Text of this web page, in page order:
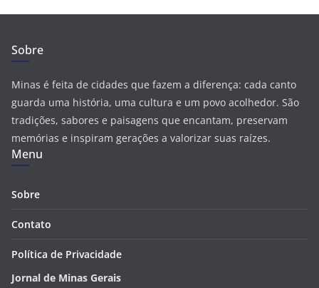
Sobre
Minas é feita de cidades que fazem a diferença: cada canto
guarda uma história, uma cultura e um povo acolhedor. São
tradições, sabores e paisagens que encantam, preservam
memórias e inspiram gerações a valorizar suas raízes.
Menu
Sobre
Contato
Política de Privacidade
Jornal de Minas Gerais